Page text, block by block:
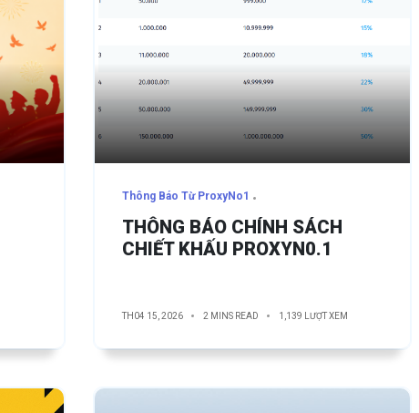
Thông Báo Từ ProxyNo1
THÔNG BÁO CHÍNH SÁCH
CHIẾT KHẤU PROXYN0.1
TH04 15, 2026 2 MINS READ 1,139 LƯỢT XEM